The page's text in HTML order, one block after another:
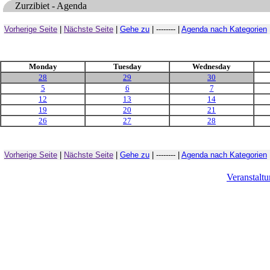
Zurzibiet - Agenda
Vorherige Seite Nächste Seite Gehe zu | -------- | Agenda nach Kategorien
Monday Tuesday
Wednesday
28
29
30
5
6
7
12
13
14
19
20
21
26
27 28
Vorherige Seite Nächste Seite Gehe zu | -------- | Agenda nach Kategorien